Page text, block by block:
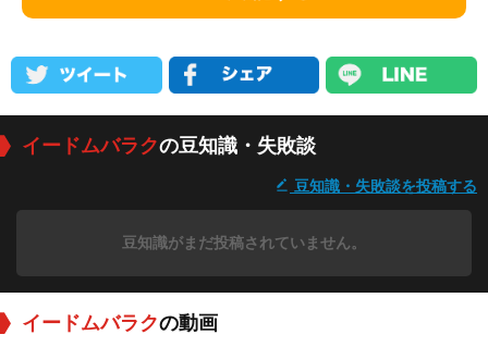
イードムバラクの豆知識・失敗談
豆知識・失敗談を投稿する
豆知識がまだ投稿されていません。
イードムバラクの動画